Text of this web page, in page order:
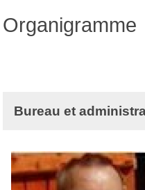
Organigramme
Bureau et